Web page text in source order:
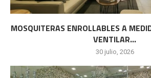
MOSQUITERAS ENROLLABLES A
VENTILAR...
30 julio, 2026